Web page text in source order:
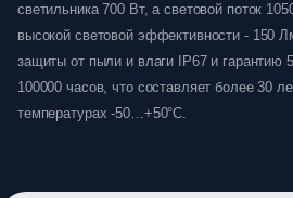
светильника 700 Вт, а световой поток
высокой световой эффективности - 150
защиты от пыли и влаги IP67 и гарантию
100000 часов, что составляет более 30
температурах -50…+50°C.